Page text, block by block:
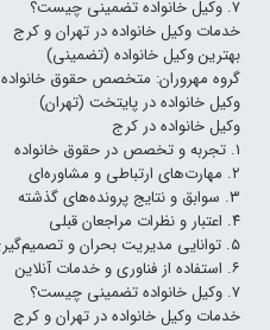
۷. وکیل خانواده تضمینی چیست؟
خدمات وکیل خانواده در تهران و کرج
بهترین وکیل خانواده (تضمینی)
گروه مهروران: متخصص حقوق خانواده
وکیل خانواده در پایتخت (تهران)
وکیل خانواده در کرج
۱. تجربه و تخصص در حقوق خانواده
۲. مهارت‌های ارتباطی و مشاوره‌ای
۳. سوابق و نتایج پرونده‌های گذشته
۴. اعتبار و نظرات مراجعان قبلی
۵. توانایی مدیریت بحران و تصمیم‌گیری سریع
۶. استفاده از فناوری و خدمات آنلاین
۷. وکیل خانواده تضمینی چیست؟
خدمات وکیل خانواده در تهران و کرج